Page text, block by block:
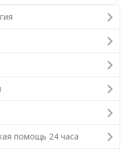
помощь 24 часа